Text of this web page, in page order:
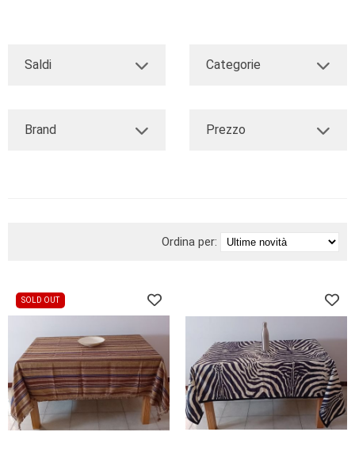
Saldi Categorie
Brand Prezzo
Ordina per:
SOLD OUT